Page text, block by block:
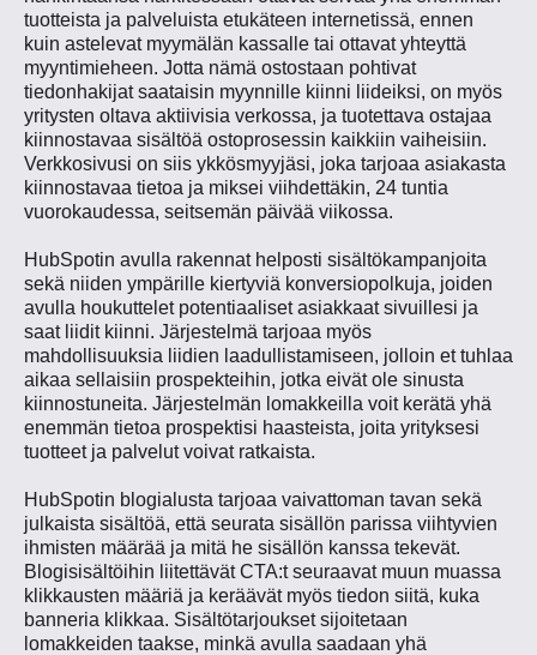
tuotteista ja palveluista etukäteen internetissä, ennen
kuin astelevat myymälän kassalle tai ottavat yhteyttä
myyntimieheen. Jotta nämä ostostaan pohtivat
tiedonhakijat saataisin myynnille kiinni liideiksi, on myös
yritysten oltava aktiivisia verkossa, ja tuotettava ostajaa
kiinnostavaa sisältöä ostoprosessin kaikkiin vaiheisiin.
Verkkosivusi on siis ykkösmyyjäsi, joka tarjoaa asiakasta
kiinnostavaa tietoa ja miksei viihdettäkin, 24 tuntia
vuorokaudessa, seitsemän päivää viikossa.
HubSpotin avulla rakennat helposti sisältökampanjoita
sekä niiden ympärille kiertyviä konversiopolkuja, joiden
avulla houkuttelet potentiaaliset asiakkaat sivuillesi ja
saat liidit kiinni. Järjestelmä tarjoaa myös
mahdollisuuksia liidien laadullistamiseen, jolloin et tuhlaa
aikaa sellaisiin prospekteihin, jotka eivät ole sinusta
kiinnostuneita. Järjestelmän lomakkeilla voit kerätä yhä
enemmän tietoa prospektisi haasteista, joita yrityksesi
tuotteet ja palvelut voivat ratkaista.
HubSpotin blogialusta tarjoaa vaivattoman tavan sekä
julkaista sisältöä, että seurata sisällön parissa viihtyvien
ihmisten määrää ja mitä he sisällön kanssa tekevät.
Blogisisältöihin liitettävät CTA:t seuraavat muun muassa
klikkausten määriä ja keräävät myös tiedon siitä, kuka
banneria klikkaa. Sisältötarjoukset sijoitetaan
lomakkeiden taakse, minkä avulla saadaan yhä